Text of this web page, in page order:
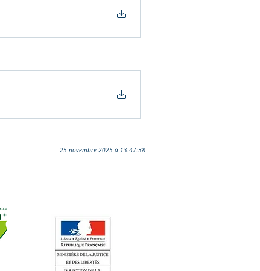
25 novembre 2025 à 13:47:38